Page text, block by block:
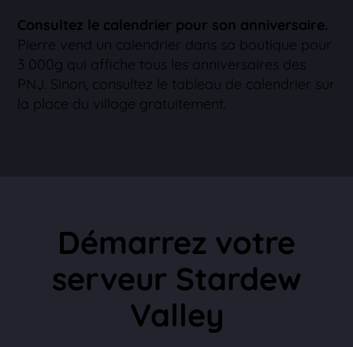
Consultez le calendrier pour son anniversaire.
Pierre vend un calendrier dans sa boutique pour
3 000g qui affiche tous les anniversaires des
PNJ. Sinon, consultez le tableau de calendrier sur
la place du village gratuitement.
Démarrez votre
serveur Stardew
Valley